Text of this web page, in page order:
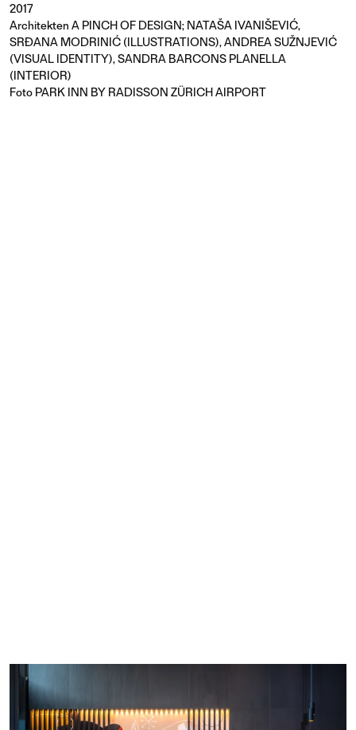
2017
Architekten A PINCH OF DESIGN; NATAŠA IVANIŠEVIĆ,
SRĐANA MODRINIĆ (ILLUSTRATIONS), ANDREA SUŽNJEVIĆ
(VISUAL IDENTITY), SANDRA BARCONS PLANELLA
(INTERIOR)
Foto PARK INN BY RADISSON ZÜRICH AIRPORT